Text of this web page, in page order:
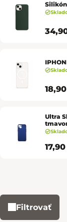
Ultra
Filtrovať
Výpis